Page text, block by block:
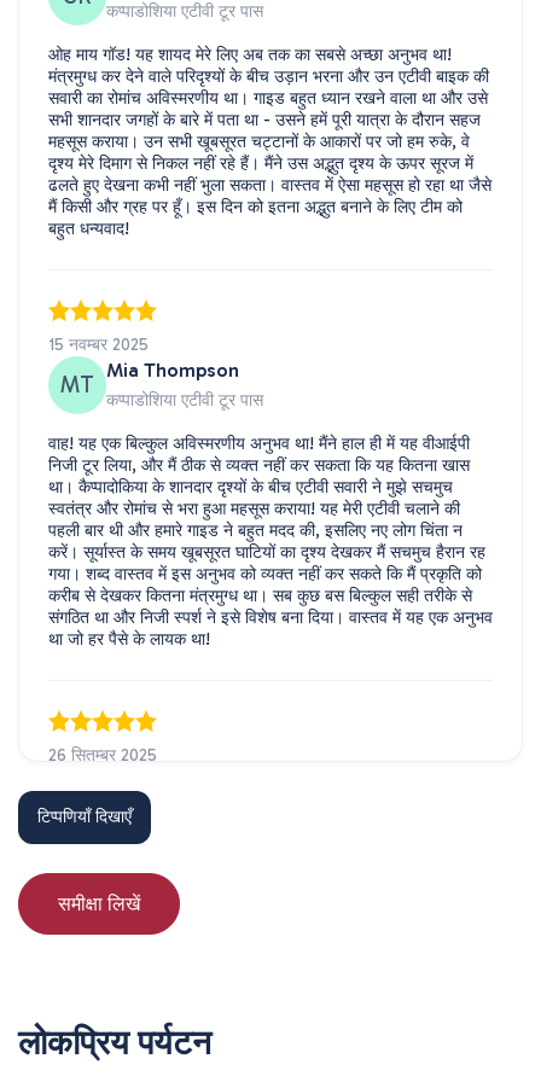
कप्पाडोशिया एटीवी टूर पास
ओह माय गॉड! यह शायद मेरे लिए अब तक का सबसे अच्छा अनुभव था!
मंत्रमुग्ध कर देने वाले परिदृश्यों के बीच उड़ान भरना और उन एटीवी बाइक की
सवारी का रोमांच अविस्मरणीय था। गाइड बहुत ध्यान रखने वाला था और उसे
सभी शानदार जगहों के बारे में पता था - उसने हमें पूरी यात्रा के दौरान सहज
महसूस कराया। उन सभी खूबसूरत चट्टानों के आकारों पर जो हम रुके, वे
दृश्य मेरे दिमाग से निकल नहीं रहे हैं। मैंने उस अद्भुत दृश्य के ऊपर सूरज में
ढलते हुए देखना कभी नहीं भुला सकता। वास्तव में ऐसा महसूस हो रहा था जैसे
मैं किसी और ग्रह पर हूँ। इस दिन को इतना अद्भुत बनाने के लिए टीम को
बहुत धन्यवाद!
15 नवम्बर 2025
MT
Mia Thompson
कप्पाडोशिया एटीवी टूर पास
वाह! यह एक बिल्कुल अविस्मरणीय अनुभव था! मैंने हाल ही में यह वीआईपी
निजी टूर लिया, और मैं ठीक से व्यक्त नहीं कर सकता कि यह कितना खास
था। कैप्पादोकिया के शानदार दृश्यों के बीच एटीवी सवारी ने मुझे सचमुच
स्वतंत्र और रोमांच से भरा हुआ महसूस कराया! यह मेरी एटीवी चलाने की
पहली बार थी और हमारे गाइड ने बहुत मदद की, इसलिए नए लोग चिंता न
करें। सूर्यास्त के समय खूबसूरत घाटियों का दृश्य देखकर मैं सचमुच हैरान रह
गया। शब्द वास्तव में इस अनुभव को व्यक्त नहीं कर सकते कि मैं प्रकृति को
करीब से देखकर कितना मंत्रमुग्ध था। सब कुछ बस बिल्कुल सही तरीके से
संगठित था और निजी स्पर्श ने इसे विशेष बना दिया। वास्तव में यह एक अनुभव
था जो हर पैसे के लायक था!
26 सितम्बर 2025
JL
कप्पाडोशिया एटीवी टूर पास
साहसिक कार्य किया और सचमुच, हम पूरी तरह से प्रभावित थे। दृश्य इतना
जादुई था, मैंने पहले ऐसा कुछ नहीं देखा। हमारा गाइड दोस्ताना और बेहद
ज्ञानवान था, इसने सुनिश्चित किया कि हमें सभी ऐतिहासिक जानकारी मिले और
उसने यात्रा को हमारे पसंद के अनुसार ढाला! उन अद्भुत चट्टानों के बीच
से करने का इंतजार नहीं कर सकता!
टिप्पणियाँ दिखाएँ
समीक्षा लिखें
लोकप्रिय पर्यटन